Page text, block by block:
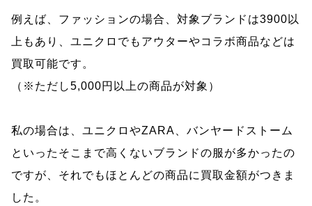
例えば、ファッションの場合、対象ブランドは3900以
上もあり、ユニクロでもアウターやコラボ商品などは
買取可能です。
（※ただし5,000円以上の商品が対象）
私の場合は、ユニクロやZARA、バンヤードストーム
といったそこまで高くないブランドの服が多かったの
ですが、それでもほとんどの商品に買取金額がつきま
した。